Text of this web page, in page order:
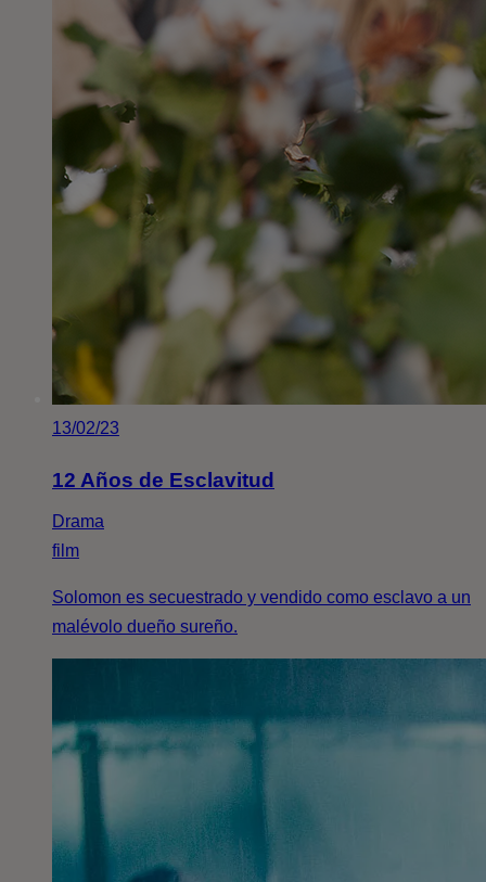
13/02/23
12 Años de Esclavitud
Drama
film
Solomon es secuestrado y vendido como esclavo a un
malévolo dueño sureño.